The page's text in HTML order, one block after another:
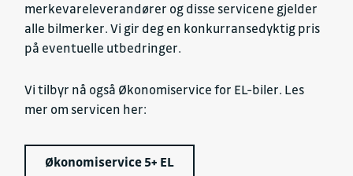
merkevareleverandører og disse servicene gjelder
alle bilmerker. Vi gir deg en konkurransedyktig pris
på eventuelle utbedringer.
Vi tilbyr nå også Økonomiservice for EL-biler. Les
mer om servicen her:
Økonomiservice 5+ EL